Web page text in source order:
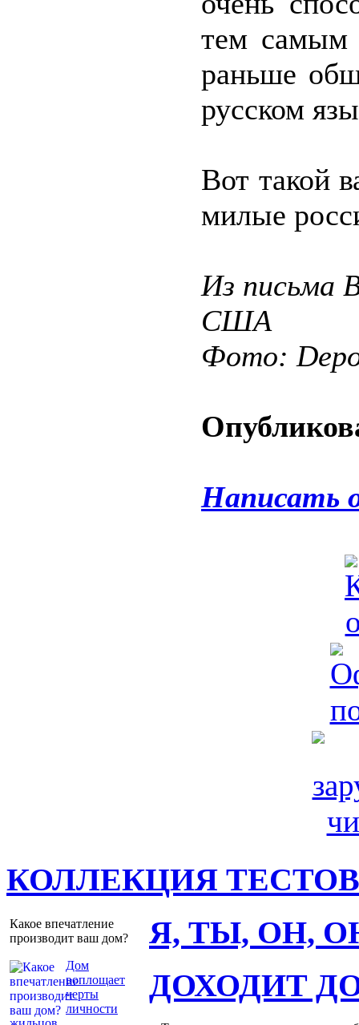
тем самым
раньше
русском
Вот такой
милые
Из письма
США
Фото:
Написать
КОЛЛЕКЦИЯ ТЕСТОВ
Какое впечатление
производит ваш дом?
Дом
воплощает
черты
личности
Я, ТЫ, ОН,
ДОХОДИТ